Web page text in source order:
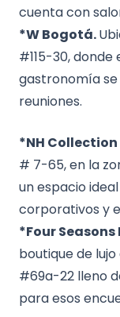
cuenta con
*W Bogotá.
#115-30,
gastronomía
reuniones.
*NH
# 7-65, en la
un espacio
corporativos y
*Four
boutique de
#69a-22 lleno
para esos